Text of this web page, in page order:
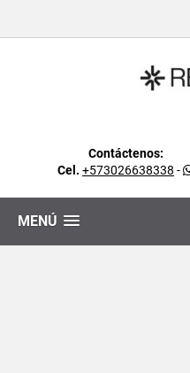
Contáctenos:
Cel. +573026638338 -
MENÚ